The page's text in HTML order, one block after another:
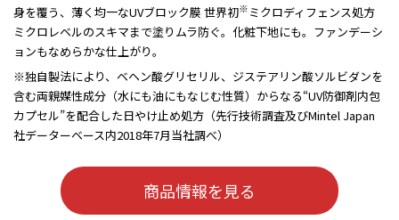
身を覆う、薄く均一なUVブロック膜 世界初※ミクロディフェンス処方
ミクロレベルのスキマまで塗りムラ防ぐ。化粧下地にも。ファンデーシ
ョンもなめらかな仕上がり。
※独自製法により、ベヘン酸グリセリル、ジステアリン酸ソルビダンを
含む両親媒性成分（水にも油にもなじむ性質）からなる“UV防御剤内包
カプセル”を配合した日やけ止め処方（先行技術調査及びMintel Japan
社データーベース内2018年7月当社調べ）
商品情報を見る